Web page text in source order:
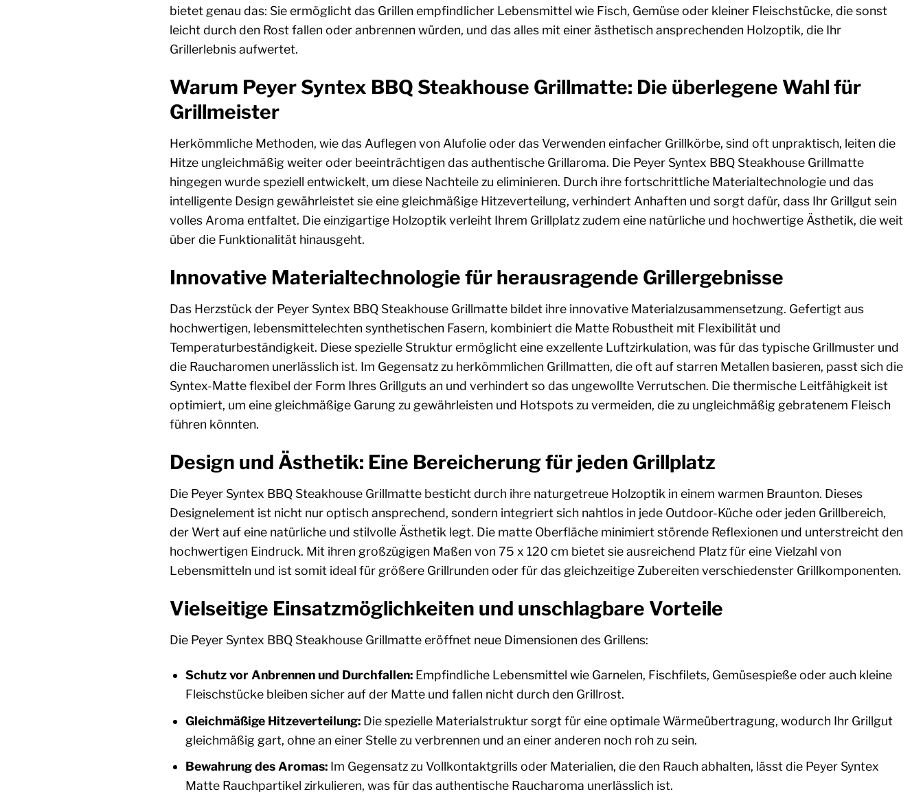
bietet genau das: Sie ermöglicht das Grillen empfindlicher Lebensmittel wie Fisch, Gemüse oder kleiner Fleischstücke, die sonst
leicht durch den Rost fallen oder anbrennen würden, und das alles mit einer ästhetisch ansprechenden Holzoptik, die Ihr
Grillerlebnis aufwertet.
Warum Peyer Syntex BBQ Steakhouse Grillmatte: Die überlegene Wahl für
Grillmeister
Herkömmliche Methoden, wie das Auflegen von Alufolie oder das Verwenden einfacher Grillkörbe, sind oft unpraktisch, leiten die
Hitze ungleichmäßig weiter oder beeinträchtigen das authentische Grillaroma. Die Peyer Syntex BBQ Steakhouse Grillmatte
hingegen wurde speziell entwickelt, um diese Nachteile zu eliminieren. Durch ihre fortschrittliche Materialtechnologie und das
intelligente Design gewährleistet sie eine gleichmäßige Hitzeverteilung, verhindert Anhaften und sorgt dafür, dass Ihr Grillgut sein
volles Aroma entfaltet. Die einzigartige Holzoptik verleiht Ihrem Grillplatz zudem eine natürliche und hochwertige Ästhetik, die weit
über die Funktionalität hinausgeht.
Innovative Materialtechnologie für herausragende Grillergebnisse
Das Herzstück der Peyer Syntex BBQ Steakhouse Grillmatte bildet ihre innovative Materialzusammensetzung. Gefertigt aus
hochwertigen, lebensmittelechten synthetischen Fasern, kombiniert die Matte Robustheit mit Flexibilität und
Temperaturbeständigkeit. Diese spezielle Struktur ermöglicht eine exzellente Luftzirkulation, was für das typische Grillmuster und
die Raucharomen unerlässlich ist. Im Gegensatz zu herkömmlichen Grillmatten, die oft auf starren Metallen basieren, passt sich die
Syntex-Matte flexibel der Form Ihres Grillguts an und verhindert so das ungewollte Verrutschen. Die thermische Leitfähigkeit ist
optimiert, um eine gleichmäßige Garung zu gewährleisten und Hotspots zu vermeiden, die zu ungleichmäßig gebratenem Fleisch
führen könnten.
Design und Ästhetik: Eine Bereicherung für jeden Grillplatz
Die Peyer Syntex BBQ Steakhouse Grillmatte besticht durch ihre naturgetreue Holzoptik in einem warmen Braunton. Dieses
Designelement ist nicht nur optisch ansprechend, sondern integriert sich nahtlos in jede Outdoor-Küche oder jeden Grillbereich,
der Wert auf eine natürliche und stilvolle Ästhetik legt. Die matte Oberfläche minimiert störende Reflexionen und unterstreicht den
hochwertigen Eindruck. Mit ihren großzügigen Maßen von 75 x 120 cm bietet sie ausreichend Platz für eine Vielzahl von
Lebensmitteln und ist somit ideal für größere Grillrunden oder für das gleichzeitige Zubereiten verschiedenster Grillkomponenten.
Vielseitige Einsatzmöglichkeiten und unschlagbare Vorteile
Die Peyer Syntex BBQ Steakhouse Grillmatte eröffnet neue Dimensionen des Grillens:
Schutz vor Anbrennen und Durchfallen:Empfindliche Lebensmittel wie Garnelen, Fischfilets, Gemüsespieße oder auch kleine
Fleischstücke bleiben sicher auf der Matte und fallen nicht durch den Grillrost.
Gleichmäßige Hitzeverteilung:Die spezielle Materialstruktur sorgt für eine optimale Wärmeübertragung, wodurch Ihr Grillgut
gleichmäßig gart, ohne an einer Stelle zu verbrennen und an einer anderen noch roh zu sein.
Bewahrung des Aromas:Im Gegensatz zu Vollkontaktgrills oder Materialien, die den Rauch abhalten, lässt die Peyer Syntex
Matte Rauchpartikel zirkulieren, was für das authentische Raucharoma unerlässlich ist.